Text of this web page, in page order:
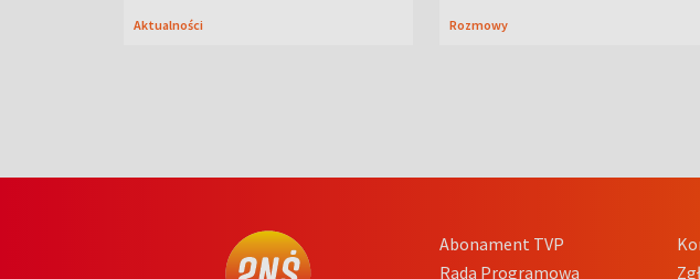
Aktualności Rozmowy
Abonament TVP
Rada Programowa